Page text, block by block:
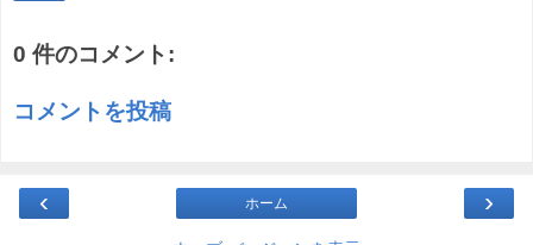
0 件のコメント:
コメントを投稿
‹ ›
ホーム